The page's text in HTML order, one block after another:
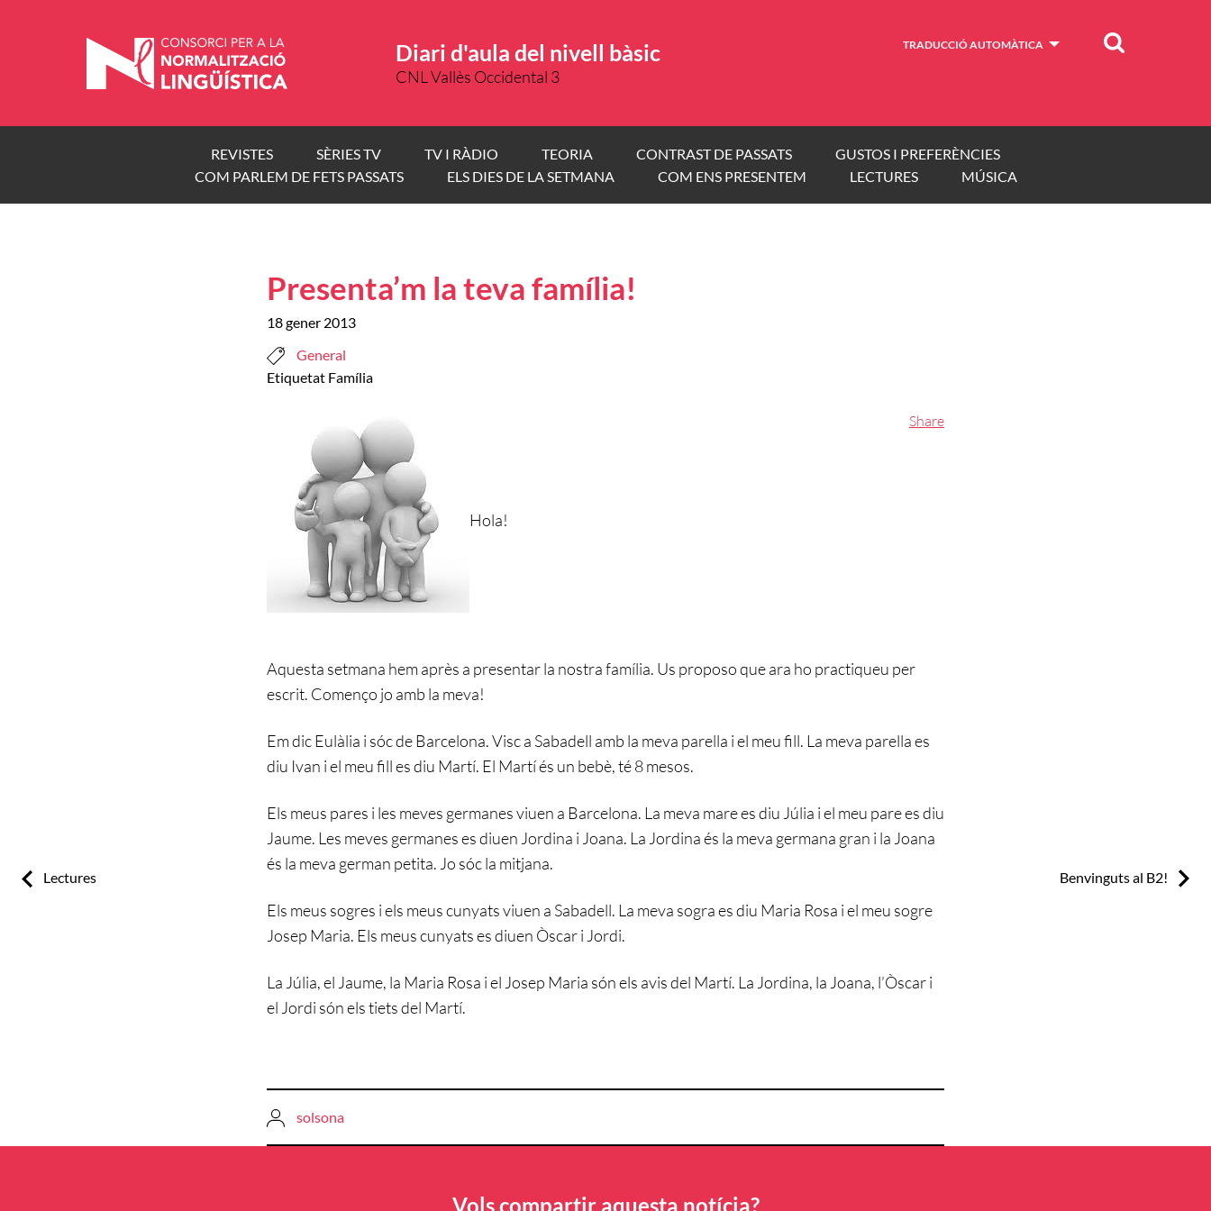
Diari d'aula del nivell bàsic
CNL Vallès Occidental 3
TRADUCCIÓ AUTOMÀTICA Cercar
REVISTES SÈRIES TV TV I RÀDIO TEORIA CONTRAST DE PASSATS
GUSTOS I PREFERÈNCIES
COM PARLEM DE FETS PASSATS
ELS DIES DE LA SETMANA COM ENS PRESENTEM LECTURES MÚSICA
Presenta’m la teva família!
18 gener 2013
General
Etiquetat Família
Share
Hola!
Aquesta setmana hem après a presentar la nostra família. Us proposo que ara ho practiqueu per
escrit. Començo jo amb la meva!
Em dic Eulàlia i sóc de Barcelona. Visc a Sabadell amb la meva parella i el meu fill. La meva parella es
diu Ivan i el meu fill es diu Martí. El Martí és un bebè, té 8 mesos.
Els meus pares i les meves germanes viuen a Barcelona. La meva mare es diu Júlia i el meu pare es diu
Jaume. Les meves germanes es diuen Jordina i Joana. La Jordina és la meva germana gran i la Joana
és la meva german petita. Jo sóc la mitjana.
Els meus sogres i els meus cunyats viuen a Sabadell. La meva sogra es diu Maria Rosa i el meu sogre
Josep Maria. Els meus cunyats es diuen Òscar i Jordi.
La Júlia, el Jaume, la Maria Rosa i el Josep Maria són els avis del Martí. La Jordina, la Joana, l’Òscar i
el Jordi són els tiets del Martí.
solsona
Previous:
Lectures Next:
Benvinguts al B2!
Vols compartir aquesta notícia?